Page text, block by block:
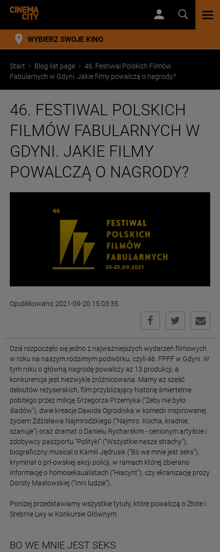
WYBIERZ SWOJE KINO
Start Blog list page
46. Festiwal Polskich Filmów
Fabularnych w Gdyni. Jakie filmy powalczą o nagrody?
46. FESTIWAL POLSKICH
FILMÓW FABULARNYCH W
GDYNI. JAKIE FILMY
POWALCZĄ O NAGRODY?
Opublikowano 2021-09-20 15:03:35
Dziś rozpoczęło się jedno z najważniejszych wydarzeń filmowych
w roku na naszym rodzimym podwórku, czyli 46. FPFF w Gdyni. W
tym roku o główną nagrodę powalczy aż 13 produkcji, a
konkurencja jest niezwykle zróżnicowana. Mamy aż sześć
debiutów reżyserskich, film przybliżający historię śmiertelnie
pobitego przez milicję Grzegorza Przemyka (“Żeby nie było
śladów”), dwie kreacje Dawida Ogrodnika w komedii inspirowanej
życiem Zdzisława Najmrodzkiego (“Najmro. Kocha, kradnie,
szanuje”) oraz dramat o Danielu Rycharskim - cenionym artyście i
zdobywcy paszportu “Polityki” (”Wszystkie nasze strachy”),
biograficzny musical o Kamili Jędrusik (“Bo we mnie jest seks”),
kryminał o prl-owskiej akcji policji, w ramach której zbierano
informację o homoseksualistach (“Hiacynt”), czy ekranizację prozy
Doroty Masłowskiej (“Inni ludzie”).
Poniżej przedstawiamy wszystkie tytuły, które powalczą o Złote i
Srebrne Lwy w Konkursie Głównym.
BO WE MNIE JEST SEKS